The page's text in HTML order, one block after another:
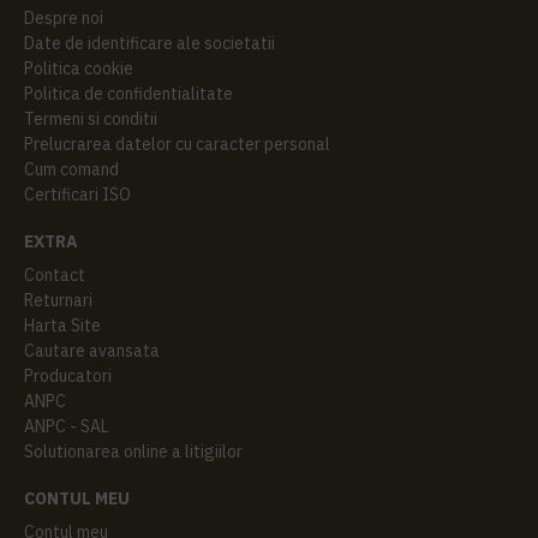
Despre noi
Date de identificare ale societatii
Politica cookie
Politica de confidentialitate
Termeni si conditii
Prelucrarea datelor cu caracter personal
Cum comand
Certificari ISO
EXTRA
Contact
Returnari
Harta Site
Cautare avansata
Producatori
ANPC
ANPC - SAL
Solutionarea online a litigiilor
CONTUL MEU
Contul meu